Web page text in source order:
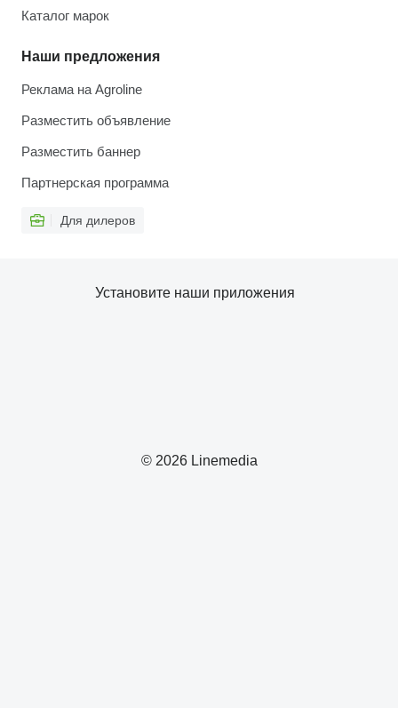
Каталог марок
Наши предложения
Реклама на Agroline
Разместить объявление
Разместить баннер
Партнерская программа
Для дилеров
© 2026 Linemedia
Установите наши приложения